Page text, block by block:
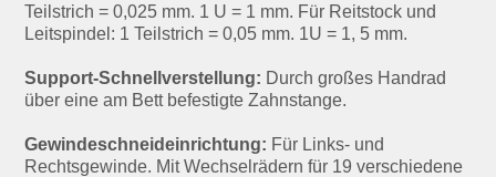
Teilstrich = 0,025 mm. 1 U = 1 mm. Für Reitstock und
Leitspindel: 1 Teilstrich = 0,05 mm. 1U = 1, 5 mm.
Support-Schnellverstellung: Durch großes Handrad
über eine am Bett befestigte Zahnstange.
Gewindeschneideinrichtung: Für Links- und
Rechtsgewinde. Mit Wechselrädern für 19 verschiedene